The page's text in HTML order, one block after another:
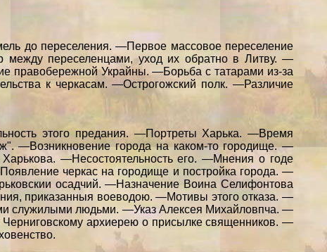
до переселения. —Первое массовое переселение
между переселенцами, уход их обратно в Литву. —
правобережной Украйны. —Борьба с татарами из-за
к черкасам. —Острогожский полк. —Различие
этого предания. —Портреты Харька. —Время
—Возникновение города на каком-то городище. —
—Несостоятельность его. —Мнения о годе
черкас на городище и постройка города. —
осадчий. —Назначение Воина Селифонтова
приказанныя воеводою. —Мотивы этого отказа. —
служилыми людьми. —Указ Алексея Михайловпча. —
архиерею о присылке священников. —